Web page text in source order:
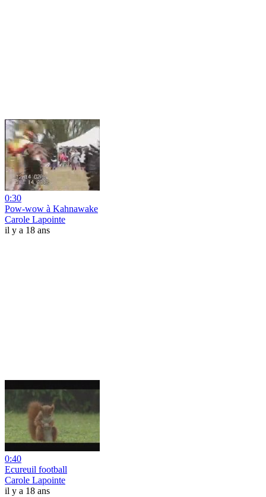
0:30
Pow-wow à Kahnawake
Carole Lapointe
il y a 18 ans
0:40
Ecureuil football
Carole Lapointe
il y a 18 ans